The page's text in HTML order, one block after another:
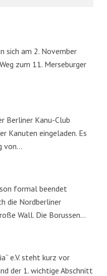
sich am 2. November
zum 11. Merseburger
Berliner Kanu-Club
Kanuten eingeladen. Es
von…
formal beendet
die Nordberliner
Wall. Die Borussen…
e.V. steht kurz vor
der 1. wichtige Abschnitt